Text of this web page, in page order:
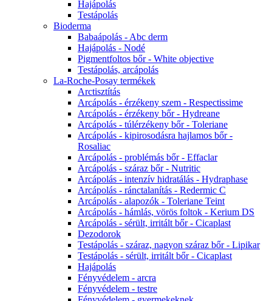
Hajápolás
Testápolás
Bioderma
Babaápolás - Abc derm
Hajápolás - Nodé
Pigmentfoltos bőr - White objective
Testápolás, arcápolás
La-Roche-Posay termékek
Arctisztítás
Arcápolás - érzékeny szem - Respectissime
Arcápolás - érzékeny bőr - Hydreane
Arcápolás - túlérzékeny bőr - Toleriane
Arcápolás - kipirosodásra hajlamos bőr -
Rosaliac
Arcápolás - problémás bőr - Effaclar
Arcápolás - száraz bőr - Nutritic
Arcápolás - intenzív hidratálás - Hydraphase
Arcápolás - ránctalanítás - Redermic C
Arcápolás - alapozók - Toleriane Teint
Arcápolás - hámlás, vörös foltok - Kerium DS
Arcápolás - sérült, irritált bőr - Cicaplast
Dezodorok
Testápolás - száraz, nagyon száraz bőr - Lipikar
Testápolás - sérült, irritált bőr - Cicaplast
Hajápolás
Fényvédelem - arcra
Fényvédelem - testre